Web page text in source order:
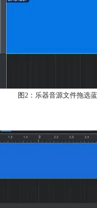
图2：乐器音源文件拖选